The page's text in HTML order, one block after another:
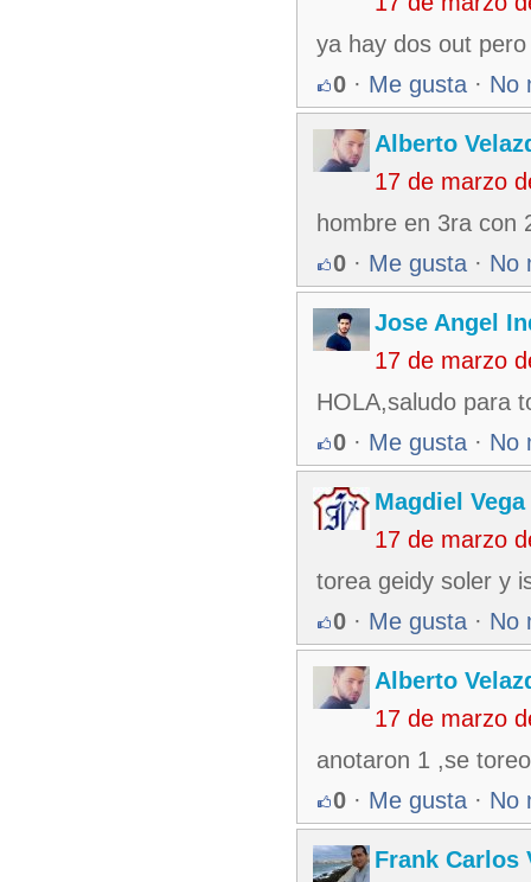
ya hay dos out
0 · Me gusta · No
Alberto
17 de marzo
hombre en 3ra con
0 · Me gusta · No
Jose Angel
17 de marzo
HOLA,saludo para
0 · Me gusta · No
Magdiel Vega
17 de marzo
torea geidy soler y
0 · Me gusta · No
Alberto
17 de marzo
anotaron 1 ,se
0 · Me gusta · No
Frank Carlos